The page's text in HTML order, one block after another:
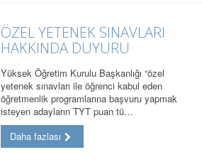
ÖZEL YETENEK SINAVLARI
HAKKINDA DUYURU
Yüksek Öğretim Kurulu Başkanlığı “özel
yetenek sınavları ile öğrenci kabul eden
öğretmenlik programlarına başvuru yapmak
isteyen adayların TYT puan tü…
Daha fazlası